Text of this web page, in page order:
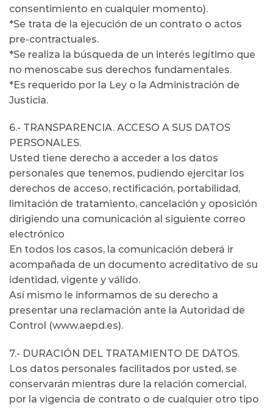
consentimiento en cualquier momento).
*Se trata de la ejecución de un contrato o actos
pre-contractuales.
*Se realiza la búsqueda de un interés legítimo que
no menoscabe sus derechos fundamentales.
*Es requerido por la Ley o la Administración de
Justicia.
6.- TRANSPARENCIA. ACCESO A SUS DATOS
PERSONALES.
Usted tiene derecho a acceder a los datos
personales que tenemos, pudiendo ejercitar los
derechos de acceso, rectificación, portabilidad,
limitación de tratamiento, cancelación y oposición
dirigiendo una comunicación al siguiente correo
electrónico
En todos los casos, la comunicación deberá ir
acompañada de un documento acreditativo de su
identidad, vigente y válido.
Así mismo le informamos de su derecho a
presentar una reclamación ante la Autoridad de
Control (www.aepd.es).
7.- DURACIÓN DEL TRATAMIENTO DE DATOS.
Los datos personales facilitados por usted, se
conservarán mientras dure la relación comercial,
por la vigencia de contrato o de cualquier otro tipo